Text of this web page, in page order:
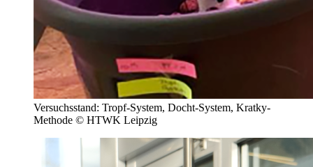
Versuchsstand: Tropf-System, Docht-System, Kratky-
Methode © HTWK Leipzig